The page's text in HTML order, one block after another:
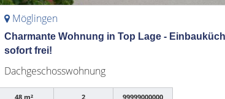
Möglingen
Charmante Wohnung in Top Lage -
sofort frei!
Dachgeschosswohnung
48 m²
2
99999000000